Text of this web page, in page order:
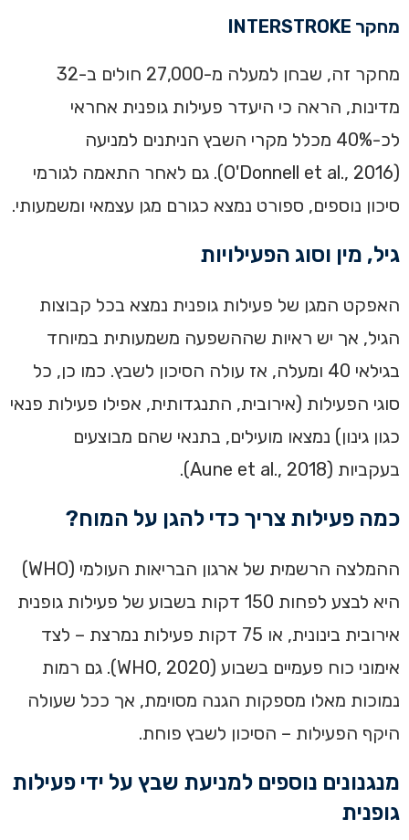
מחקר INTERSTROKE
מחקר זה, שבחן למעלה מ-27,000 חולים ב-32
מדינות, הראה כי היעדר פעילות גופנית אחראי
לכ-40% מכלל מקרי השבץ הניתנים למניעה
(O'Donnell et al., 2016). גם לאחר התאמה לגורמי
סיכון נוספים, ספורט נמצא כגורם מגן עצמאי ומשמעותי.
גיל, מין וסוג הפעילויות
האפקט המגן של פעילות גופנית נמצא בכל קבוצות
הגיל, אך יש ראיות שההשפעה משמעותית במיוחד
בגילאי 40 ומעלה, אז עולה הסיכון לשבץ. כמו כן, כל
סוגי הפעילות (אירובית, התנגדותית, אפילו פעילות פנאי
כגון גינון) נמצאו מועילים, בתנאי שהם מבוצעים
בעקביות (Aune et al., 2018).
כמה פעילות צריך כדי להגן על המוח?
ההמלצה הרשמית של ארגון הבריאות העולמי (WHO)
היא לבצע לפחות 150 דקות בשבוע של פעילות גופנית
אירובית בינונית, או 75 דקות פעילות נמרצת – לצד
אימוני כוח פעמיים בשבוע (WHO, 2020). גם רמות
נמוכות מאלו מספקות הגנה מסוימת, אך ככל שעולה
היקף הפעילות – הסיכון לשבץ פוחת.
מנגנונים נוספים למניעת שבץ על ידי פעילות
גופנית